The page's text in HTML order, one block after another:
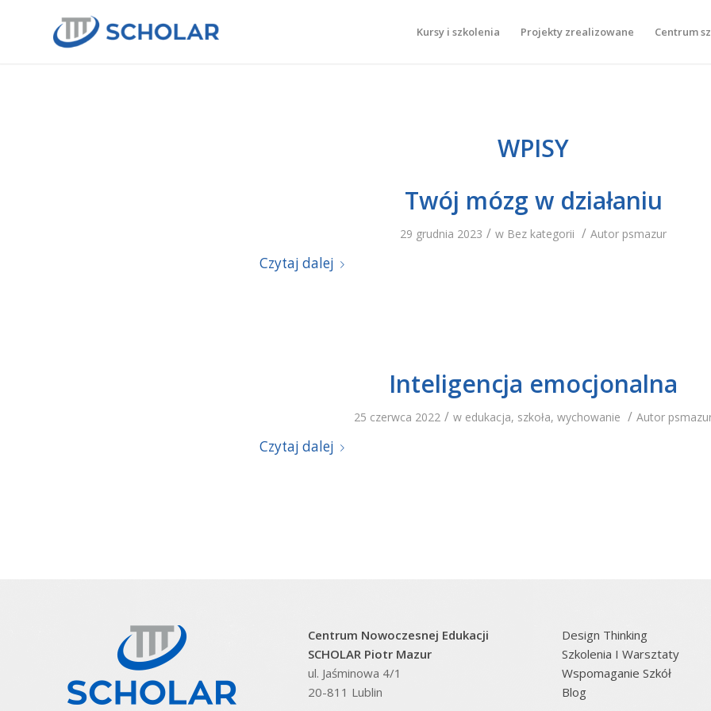
Kursy i szkolenia Projekty zrealizowane Centrum
WPISY
Twój mózg w działaniu
29 grudnia 2023 / w Bez kategorii / Autor psmazur
Czytaj dalej
Inteligencja emocjonalna
25 czerwca 2022 / w edukacja, szkoła, wychowanie / Autor
Czytaj dalej
Centrum Nowoczesnej Edukacji
SCHOLAR Piotr Mazur
ul. Jaśminowa 4/1
20-811 Lublin
Design Thinking
Szkolenia I Warsztaty
Wspomaganie Szkół
Blog